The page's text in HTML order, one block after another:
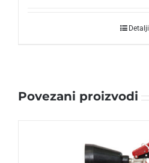
Detalji
Povezani proizvodi